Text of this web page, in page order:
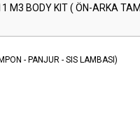
M3 BODY KIT ( ÖN-ARKA